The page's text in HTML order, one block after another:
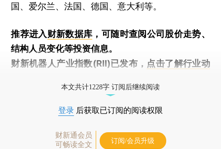
国、爱尔兰、法国、德国、意大利等。
推荐进入财新数据库 ，可随时查阅公司股价走势、
结构人员变化等投资信息。
财新机器人产业指数(RII)已发布， 点击了解行业动
本文共计1228字 订阅后继续阅读
登录 后获取已订阅的阅读权限
财新通会员
可畅读全文
订阅/会员升级